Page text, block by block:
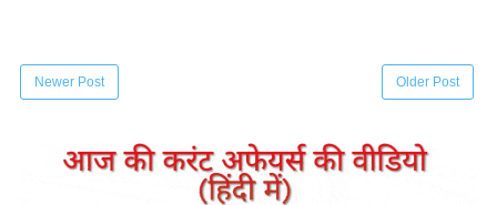
Newer Post Older Post